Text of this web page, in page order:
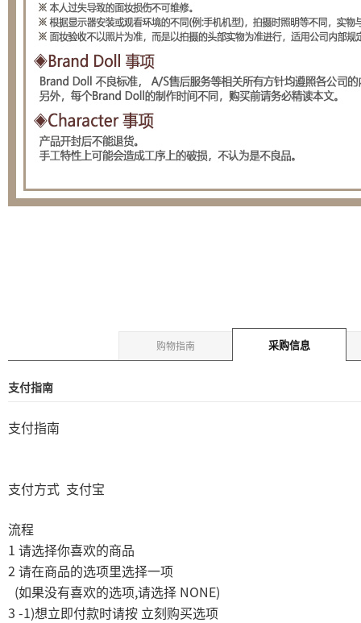
购物指南 采购信息
支付指南
支付指南
支付方式 支付宝
流程
1 请选择你喜欢的商品
2 请在商品的选项里选择一项
(如果没有喜欢的选项,请选择 NONE)
3 -1)想立即付款时请按 立刻购买选项